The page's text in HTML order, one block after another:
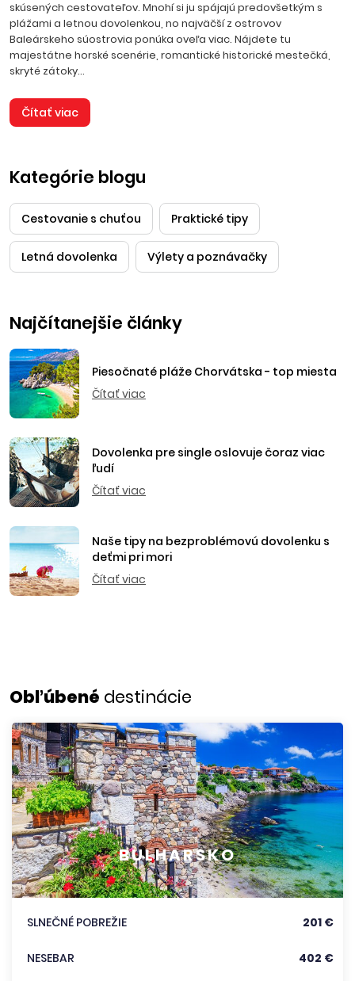
skúsených cestovateľov. Mnohí si ju spájajú predovšetkým s
plážami a letnou dovolenkou, no najväčší z ostrovov
Baleárskeho súostrovia ponúka oveľa viac. Nájdete tu
majestátne horské scenérie, romantické historické mestečká,
skryté zátoky...
Čítať viac
Kategórie blogu
Cestovanie s chuťou Praktické tipy
Letná dovolenka Výlety a poznávačky
Najčítanejšie články
Piesočnaté pláže Chorvátska - top miesta
Čítať viac
Dovolenka pre single oslovuje čoraz viac
ľudí
Čítať viac
Naše tipy na bezproblémovú dovolenku s
deťmi pri mori
Čítať viac
Obľúbené destinácie
BULHARSKO
SLNEČNÉ POBREŽIE 201 €
NESEBAR 402 €